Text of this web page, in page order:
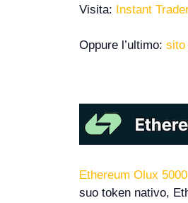
Visita: Instant
Oppure l’ultimo: sito
Ethereum Olux
suo token nativo,